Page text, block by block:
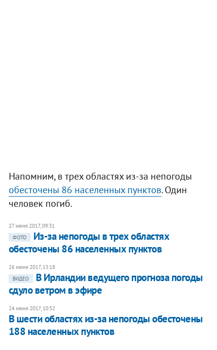
Напомним, в трех областях из-за непогоды
обесточены 86 населенных пунктов. Один
человек погиб.
27 июня 2017, 09:31
ФОТО
Из-за непогоды в трех областях
обесточены 86 населенных пунктов
26 июня 2017, 15:18
ВИДЕО
В Ирландии ведущего прогноза погоды
сдуло ветром в эфире
24 июня 2017, 10:52
В шести областях из-за непогоды обесточены
188 населенных пунктов